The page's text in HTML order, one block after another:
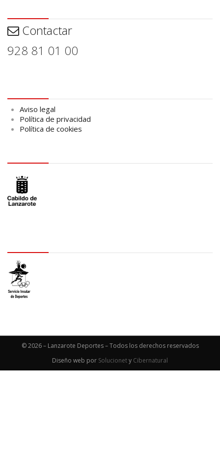
Contactar
928 81 01 00
Aviso legal
Política de privacidad
Política de cookies
© 2026 – Lanzarote Deportes – Todos los derechos reservados
Diseño web por Solucionety Cibernatural